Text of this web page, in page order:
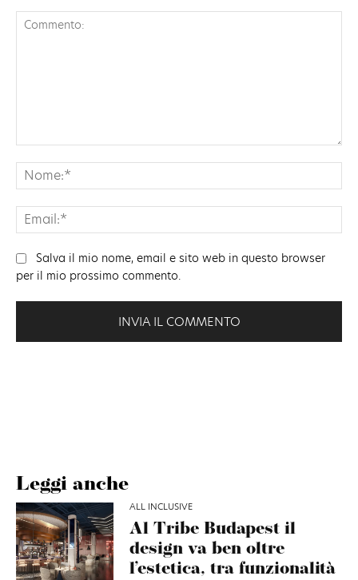
Leggi anche
ALL INCLUSIVE
Al Tribe Budapest il
design va ben oltre
l’estetica, tra funzionalità
Salva il mio nome, email e sito web in questo browser
per il mio prossimo commento.